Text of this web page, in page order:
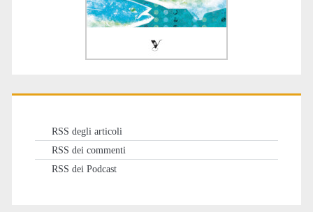
RSS degli articoli
RSS dei commenti
RSS dei Podcast